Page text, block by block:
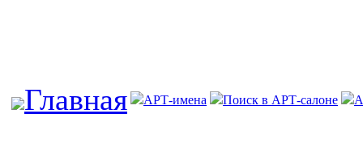
Главная АРТ-имена Поиск в АРТ-салоне